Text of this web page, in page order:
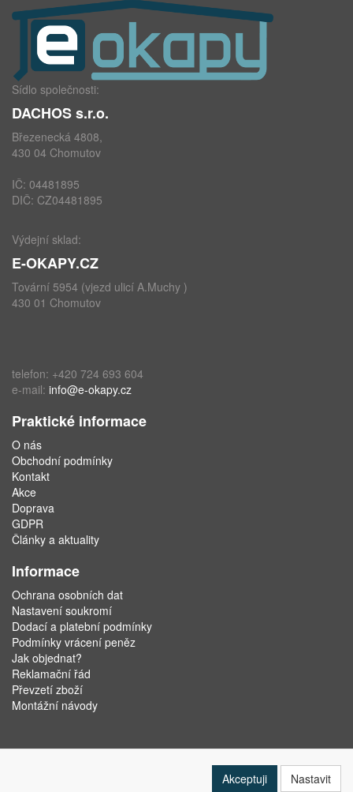
Sídlo společnosti:
DACHOS s.r.o.
Březenecká 4808,
430 04 Chomutov
IČ: 04481895
DIČ: CZ04481895
Výdejní sklad:
E-OKAPY.CZ
Tovární 5954 (vjezd ulicí A.Muchy )
430 01 Chomutov
telefon: +420 724 693 604
e-mail: info@e-okapy.cz
Praktické informace
O nás
Obchodní podmínky
Kontakt
Akce
Doprava
GDPR
Články a aktuality
Informace
Ochrana osobních dat
Nastavení soukromí
Dodací a platební podmínky
Podmínky vrácení peněz
Jak objednat?
Reklamační řád
Převzetí zboží
Montážní návody
Akceptuji Nastavit